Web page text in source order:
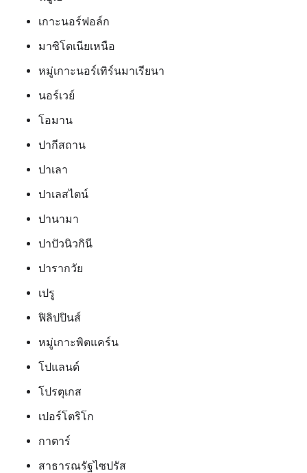
เกาะนอร์ฟอล์ก
มาซิโดเนียเหนือ
หมู่เกาะนอร์เทิร์นมาเรียนา
นอร์เวย์
โอมาน
ปากีสถาน
ปาเลา
ปาเลสไตน์
ปานามา
ปาปัวนิวกินี
ปารากวัย
เปรู
ฟิลิปปินส์
หมู่เกาะพิตแคร์น
โปแลนด์
โปรตุเกส
เปอร์โตริโก
กาตาร์
สาธารณรัฐไซปรัส